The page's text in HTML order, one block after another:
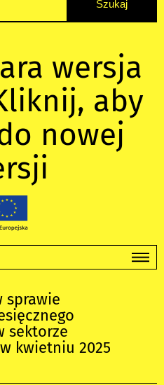
wersja
aby
nowej
sprawie
sektorze
kwietniu 2025